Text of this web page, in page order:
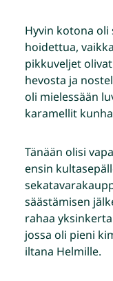
Hyvin kotona
hoidettua,
pikkuveljet
hevosta ja
oli mielessään
karamellit
Tänään olisi
ensin
säästämisen
rahaa
jossa oli pieni
iltana Helmille.